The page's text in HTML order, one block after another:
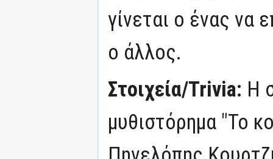
γίνεται ο ένας να
ο άλλος.
Στοιχεία/Trivia: Η
μυθιστόρημα "Το